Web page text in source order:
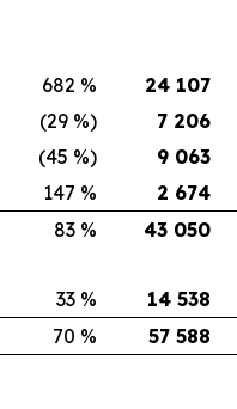
682 % 24 107
(29 %) 7 206
(45 %) 9 063
147 % 2 674
83 % 43 050
33 % 14 538
70 % 57 588